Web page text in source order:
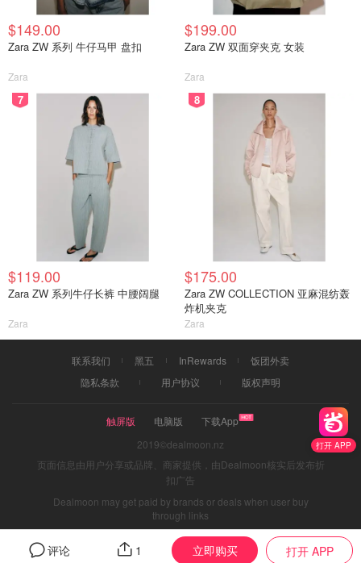
打开 APP
评论 1 立即购买 打开 APP
$149.00
Zara ZW 系列 牛仔马甲 盘扣
Zara
$199.00
Zara ZW 双面穿夹克 女装
Zara
7
$119.00
Zara ZW 系列牛仔长裤 中腰阔腿
Zara
8
$175.00
Zara ZW COLLECTION 亚麻混纺轰
炸机夹克
Zara
联系我们 黑五 InRewards
饭团外卖
隐私条款
用户协议 版权声明
触屏版 电脑版
下载App
2019©dealmoon.nz
页面信息由用户分享或品牌、商家提供，由Dealmoon核实后发布折
扣广告
Dealmoon may get paid by brands or deals when user buy
through links